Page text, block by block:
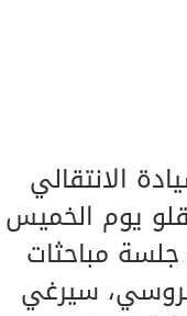
الانتقالي
يوم الخميس
مباحثات
سيرغي